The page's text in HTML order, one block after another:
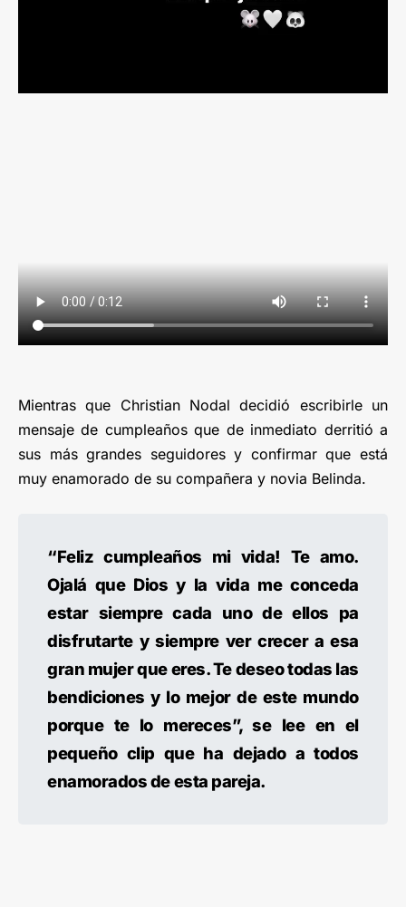
Mientras que Christian Nodal decidió escribirle un
mensaje de cumpleaños que de inmediato derritió a
sus más grandes seguidores y confirmar que está
muy enamorado de su compañera y novia Belinda.
“Feliz cumpleaños mi vida! Te amo.
Ojalá que Dios y la vida me conceda
estar siempre cada uno de ellos pa
disfrutarte y siempre ver crecer a esa
gran mujer que eres. Te deseo todas las
bendiciones y lo mejor de este mundo
porque te lo mereces”, se lee en el
pequeño clip que ha dejado a todos
enamorados de esta pareja.